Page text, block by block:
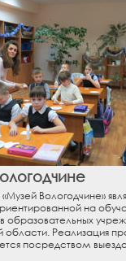
Вологодчине»
на
образовательных
области. Реализация
посредством